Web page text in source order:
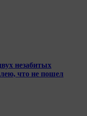
незабитых
что не пошел